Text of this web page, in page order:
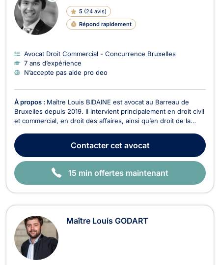
5 (24 avis)
Répond rapidement
G
E
Avocat Droit Commercial - Concurrence Bruxelles
7 ans d’expérience
N’accepte pas aide pro deo
À propos : Maître Louis BIDAINE est avocat au Barreau de
Bruxelles depuis 2019. Il intervient principalement en droit civil
et commercial, en droit des affaires, ainsi qu’en droit de la
sociétés, il accompagne entrepreneurs et entreprises dans la
rédaction de contrats, la st...
Contactercet avocat
15 min offertes maintenant
Maître Louis GODART